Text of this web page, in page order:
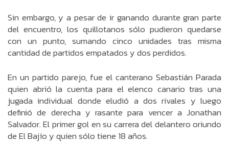
Sin embargo, y a pesar de ir ganando durante gran parte
del encuentro, los quillotanos sólo pudieron quedarse
con un punto, sumando cinco unidades tras misma
cantidad de partidos empatados y dos perdidos.
En un partido parejo, fue el canterano Sebastián Parada
quien abrió la cuenta para el elenco canario tras una
jugada individual donde eludió a dos rivales y luego
definió de derecha y rasante para vencer a Jonathan
Salvador. El primer gol en su carrera del delantero oriundo
de El Bajío y quien sólo tiene 18 años.